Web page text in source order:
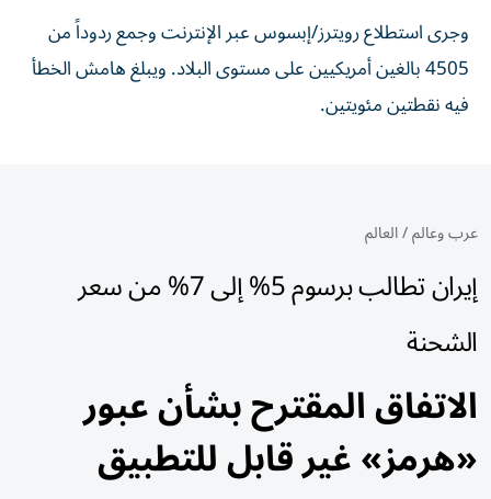
وجرى استطلاع رويترز/إبسوس عبر الإنترنت وجمع ردوداً من
4505 بالغين أمريكيين على مستوى البلاد. ويبلغ هامش الخطأ
فيه نقطتين مئويتين.
عرب وعالم/العالم
إيران تطالب برسوم 5% إلى 7% من سعر
الشحنة
الاتفاق المقترح بشأن عبور
«هرمز» غير قابل للتطبيق